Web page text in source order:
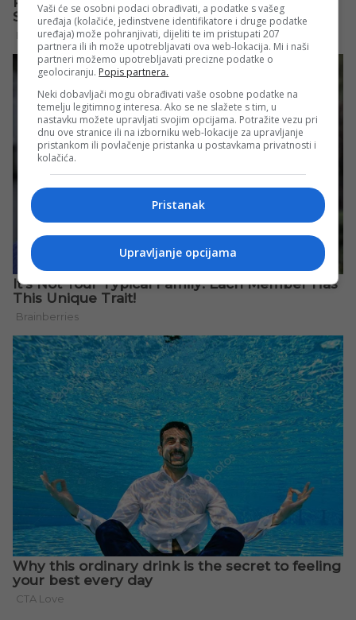
Vaši će se osobni podaci obrađivati, a podatke s vašeg
uređaja (kolačiće, jedinstvene identifikatore i druge podatke
uređaja) može pohranjivati, dijeliti te im pristupati 207
partnera ili ih može upotrebljavati ova web-lokacija. Mi i naši
partneri možemo upotrebljavati precizne podatke o
geolociranju. Popis partnera.
Neki dobavljači mogu obrađivati vaše osobne podatke na
temelju legitimnog interesa. Ako se ne slažete s tim, u
nastavku možete upravljati svojim opcijama. Potražite vezu pri
dnu ove stranice ili na izborniku web-lokacije za upravljanje
pristankom ili povlačenje pristanka u postavkama privatnosti i
kolačića.
Pristanak
Upravljanje opcijama